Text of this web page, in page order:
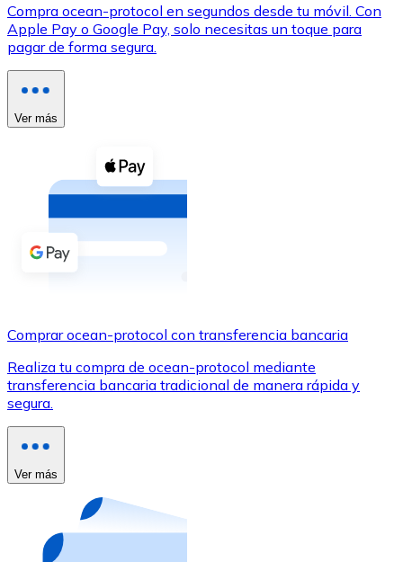
XRP
XRP
Ver todo
Compra criptomonedas con efectivo en tu tienda más
Comprar con efectivo
Transferencia SEPA
Utiliza tarjetas Visa y Mastercard para comprar
Comprar con tarjeta
Tienda - Tarjetas regalo
Nuevo
Compra tarjetas regalo de tus marcas favoritas con
Ir a la tienda de tarjetas regalo
Compra ocean-protocol en segundos desde tu móvil. Con
Apple Pay o Google Pay, solo necesitas un toque para
pagar de forma segura.
Ver más
Comprar ocean-protocol con transferencia bancaria
Realiza tu compra de ocean-protocol mediante
transferencia bancaria tradicional de manera rápida y
segura.
Ver más